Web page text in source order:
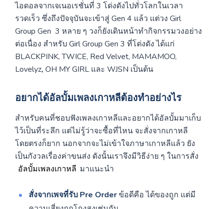
ไอดอลจากเจเนอเรชั่นที่ 3 โด่งดังไปทั่วโลกในเวลา
รวดเร็ว ซึ่งถึงปัจจุบันจะเข้าสู่ Gen 4 แล้ว แต่วง Girl
Group Gen 3 หลาย ๆ วงก็ยังเดินหน้าทำกิจกรรมวงอย่าง
ต่อเนื่อง สำหรับ Girl Group Gen 3 ที่โด่งดัง ได้แก่
BLACKPINK, TWICE, Red Velvet, MAMAMOO,
Lovelyz, OH MY GIRL และ WJSN เป็นต้น
อยากได้อัลบั้มเพลงเกาหลีต้องทำอย่างไร
สำหรับคนที่ชอบฟังเพลงเกาหลีและอยากได้อัลบั้มมาเก็บ
ไว้เป็นที่ระลึก แต่ไม่รู้ว่าจะซื้อที่ไหน จะสั่งจากเกาหลี
โดยตรงก็ยาก นอกจากจะไม่เข้าใจภาษาเกาหลีแล้ว ยัง
เป็นกังวลเรื่องค่าขนส่ง ดังนั้นเราจึงมีวิธีง่าย ๆ ในการสั่ง
อัลบั้มเพลงเกาหลี มาแนะนำ
สั่งจากเพจที่รับ Pre Orderข้อดีคือ ได้ของถูก แต่มี